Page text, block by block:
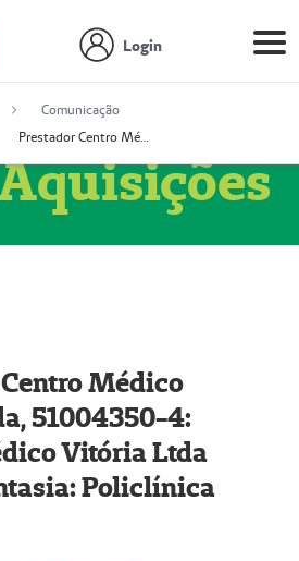
Login
Comunicação
Prestador Centro Médico Vitória Ltda, 51004350-4: Centro Médico Vitória Ltda (Nome Fantasia: Policlínica Master)
Médico
51004350-4:
Vitória Ltda
Policlínica